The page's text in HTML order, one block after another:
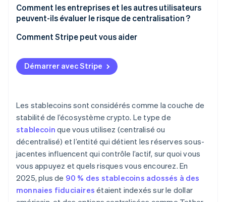
Découvrez comment Stripe construit l’infrastructure
Garde décentralisée
Comment les entreprises et les autres utilisateurs
peuvent-ils évaluer le risque de centralisation ?
Qui contrôle l’émission et le rachat des stablecoins ?
Où les réserves sont-elles conservées ?
Les actifs peuvent-ils être gelés ?
Comment ce stablecoin a-t-il résisté aux périodes
de stress ?
Comment Stripe peut vous aider
Démarrer avec Stripe
Les stablecoins sont considérés comme la couche de
stabilité de l’écosystème crypto. Le type de
stablecoin que vous utilisez (centralisé ou
décentralisé) et l’entité qui détient les réserves sous-
jacentes influencent qui contrôle l’actif, sur quoi vous
vous appuyez et quels risques vous encourez. En
2025, plus de 90 % des stablecoins adossés à des
monnaies fiduciaires étaient indexés sur le dollar